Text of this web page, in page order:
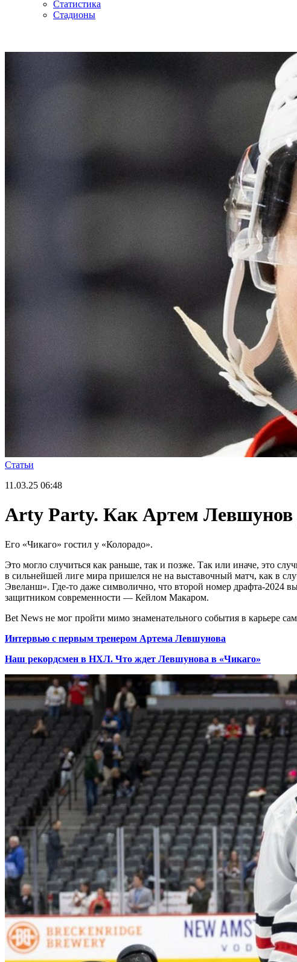
Статистика
Стадионы
Статьи
11.03.25 06:48
Arty Party. Как Артем
Его «Чикаго» гостил у «Колорадо».
Это могло случиться как раньше, так и позже. Так или иначе, это
в сильнейшей лиге мира пришелся не на выставочный матч, как в
Эвеланш». Где-то даже символично, что второй номер драфта-
защитником современности — Кейлом Макаром.
Bet News не мог пройти мимо знаменательного события в карьере
Интервью с первым тренером Артема Левшунова
Наш рекордсмен в НХЛ. Что ждет Левшунова в «Чикаго»